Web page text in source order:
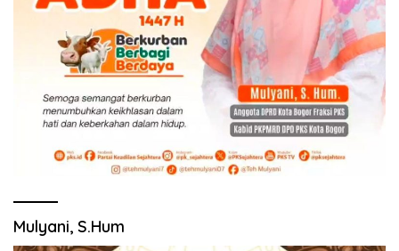
Mulyani, S.Hum